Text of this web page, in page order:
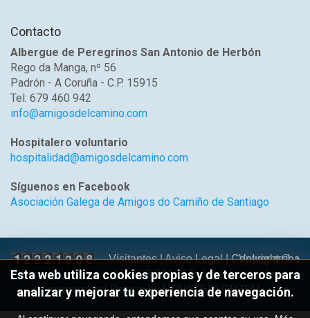
Contacto
Albergue de Peregrinos San Antonio de Herbón
Rego da Manga, nº 56
Padrón - A Coruña - C.P. 15915
Tel: 679 460 942
info@amigosdelcamino.com
Hospitalero voluntario
hospitalidad@amigosdelcamino.com
Síguenos en Facebook
Asociación Galega de Amigos do Camiño de Santiago
Volver arriba
Visitantes |Aviso Legal| Copyright ©
AGACS 2017 | Todos los derechos
reservados | Design byNOVATEDI DIXITAL
Esta web utiliza cookies propias y de terceros para
analizar y mejorar tu experiencia de navegación.